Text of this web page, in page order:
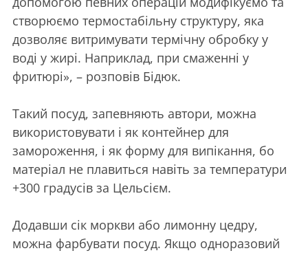
створюємо термостабільну структуру, яка
дозволяє витримувати термічну обробку у
воді у жирі. Наприклад, при смаженні у
фритюрі», – розповів Бідюк.
Такий посуд, запевняють автори, можна
використовувати і як контейнер для
замороження, і як форму для випікання, бо
матеріал не плавиться навіть за температури
+300 градусів за Цельсієм.
Додавши сік моркви або лимонну цедру,
можна фарбувати посуд. Якщо одноразовий